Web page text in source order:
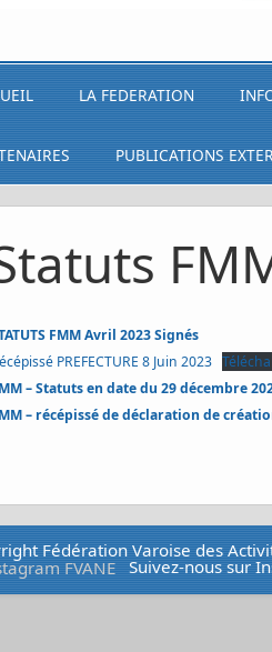
LA FEDERATION
PUBLICATIONS
FMM Avril 2023 Signés
PREFECTURE 8 Juin 2023
– Statuts en date du 29 décembre
– récépissé de déclaration de
Fédération Varoise des
Suivez-nous sur